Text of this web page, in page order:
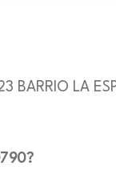
BARRIO LA